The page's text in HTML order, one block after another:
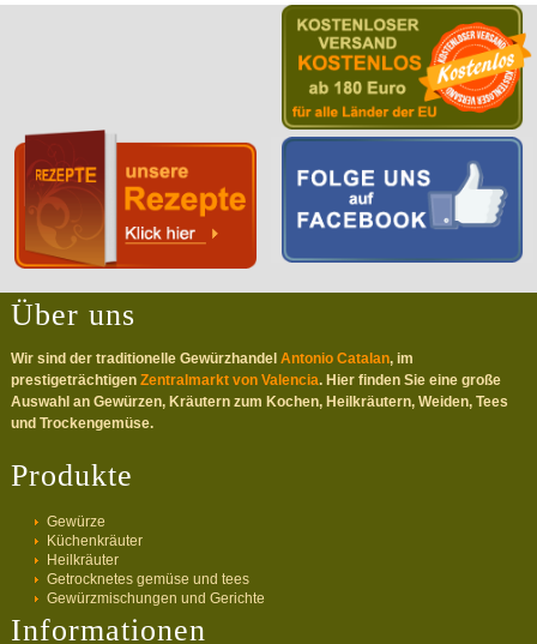
Über uns
Wir sind der traditionelle Gewürzhandel Antonio Catalan, im
prestigeträchtigen Zentralmarkt von Valencia. Hier finden Sie eine große
Auswahl an Gewürzen, Kräutern zum Kochen, Heilkräutern, Weiden, Tees
und Trockengemüse.
Produkte
Gewürze
Küchenkräuter
Heilkräuter
Getrocknetes gemüse und tees
Gewürzmischungen und Gerichte
Informationen